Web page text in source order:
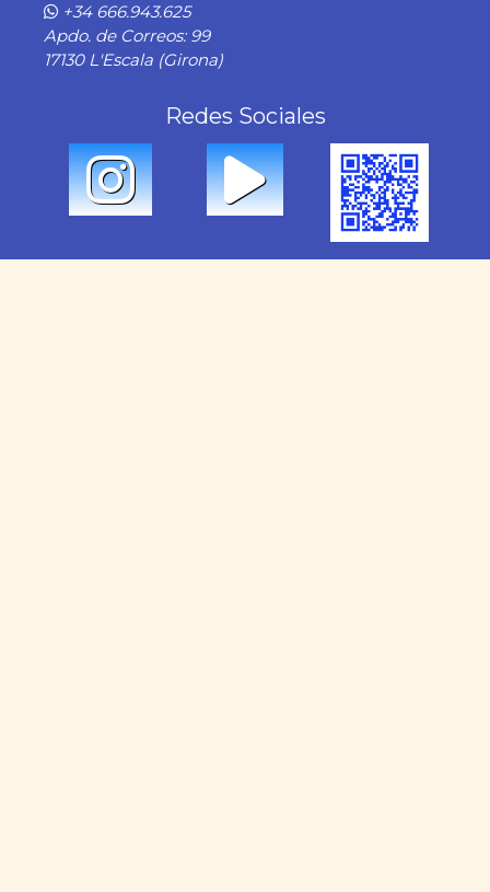
+34 666.943.625
Apdo. de Correos: 99
17130 L'Escala (Girona)
Redes Sociales